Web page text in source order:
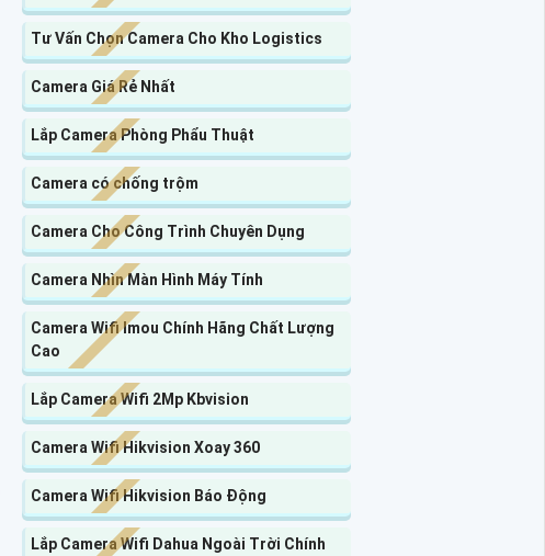
Tư Vấn Chọn Camera Cho Kho Logistics
Camera Giá Rẻ Nhất
Lắp Camera Phòng Phẩu Thuật
Camera có chống trộm
Camera Cho Công Trình Chuyên Dụng
Camera Nhìn Màn Hình Máy Tính
Camera Wifi Imou Chính Hãng Chất Lượng
Cao
Lắp Camera Wifi 2Mp Kbvision
Camera Wifi Hikvision Xoay 360
Camera Wifi Hikvision Báo Động
Lắp Camera Wifi Dahua Ngoài Trời Chính